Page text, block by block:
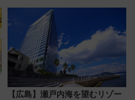
業 行き交う電車の音や振動を
感じながら「ととのう」新感覚
【広島】瀬戸内海を望むリゾー